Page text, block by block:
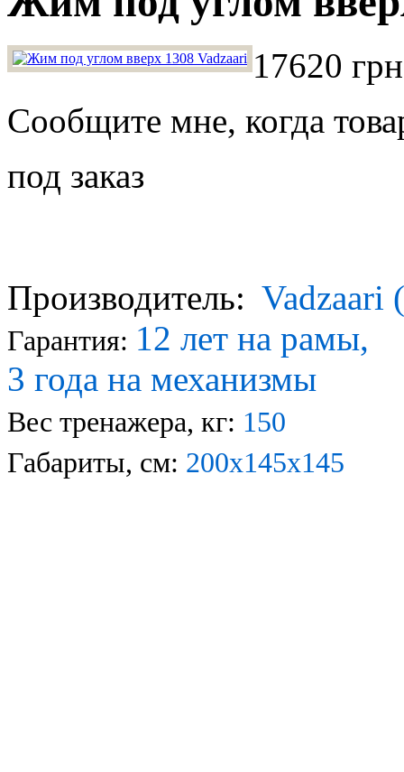
17620
Сообщите мне, когда
под заказ
Производитель: Vadzaari
Гарантия: 12 лет на рамы,
3 года на механизмы
Вес тренажера, кг: 150
Габариты, см: 200х145х145